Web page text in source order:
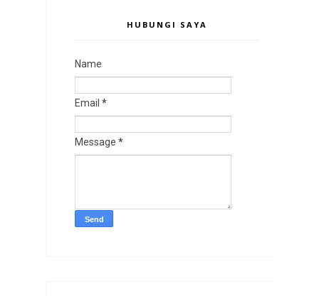
HUBUNGI SAYA
Name
Email *
Message *